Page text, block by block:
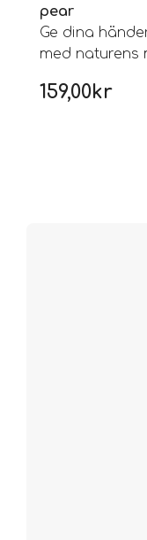
pear
Ge dina
med naturens
159,00kr